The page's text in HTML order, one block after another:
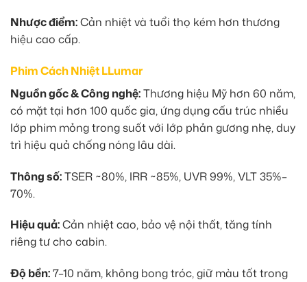
Nhược điểm:Cản nhiệt và tuổi thọ kém hơn thương
hiệu cao cấp.
Phim Cách Nhiệt LLumar
Nguồn gốc & Công nghệ:Thương hiệu Mỹ hơn 60 năm,
có mặt tại hơn 100 quốc gia, ứng dụng cấu trúc nhiều
lớp phim mỏng trong suốt với lớp phản gương nhẹ, duy
trì hiệu quả chống nóng lâu dài.
Thông số:TSER ~80%, IRR ~85%, UVR 99%, VLT 35%–
70%.
Hiệu quả:Cản nhiệt cao, bảo vệ nội thất, tăng tính
riêng tư cho cabin.
Độ bền:7–10 năm, không bong tróc, giữ màu tốt trong